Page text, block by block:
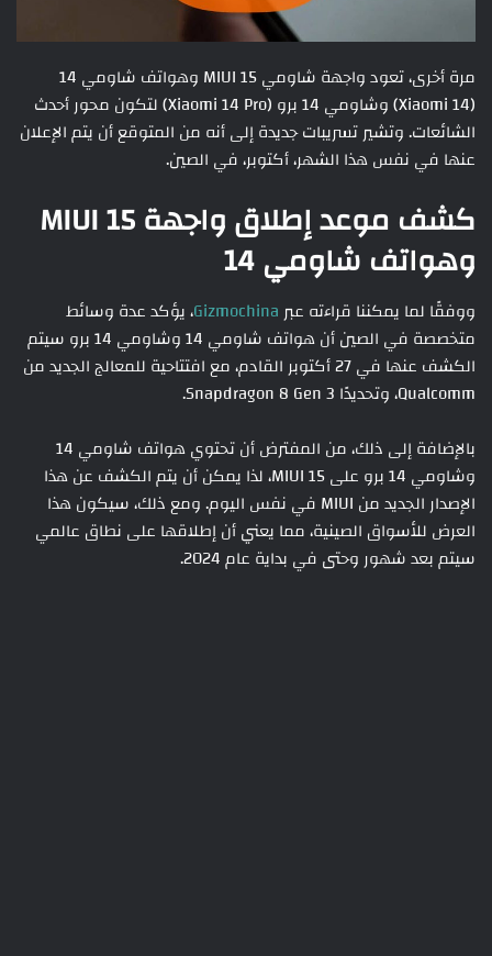
مرة أخرى، تعود واجهة شاومي MIUI 15 وهواتف شاومي 14
(Xiaomi 14) وشاومي 14 برو (Xiaomi 14 Pro) لتكون محور أحدث
الشائعات. وتشير تسريبات جديدة إلى أنه من المتوقع أن يتم الإعلان
عنها في نفس هذا الشهر، أكتوبر، في الصين.
كشف موعد إطلاق واجهة MIUI 15
وهواتف شاومي 14
ووفقًا لما يمكننا قراءته عبرGizmochina، يؤكد عدة وسائط
متخصصة في الصين أن هواتف شاومي 14 وشاومي 14 برو سيتم
الكشف عنها في 27 أكتوبر القادم، مع افتتاحية للمعالج الجديد من
Qualcomm، وتحديدًا Snapdragon 8 Gen 3.
بالإضافة إلى ذلك، من المفترض أن تحتوي هواتف شاومي 14
وشاومي 14 برو على MIUI 15، لذا يمكن أن يتم الكشف عن هذا
الإصدار الجديد من MIUI في نفس اليوم. ومع ذلك، سيكون هذا
العرض للأسواق الصينية، مما يعني أن إطلاقها على نطاق عالمي
سيتم بعد شهور وحتى في بداية عام 2024.